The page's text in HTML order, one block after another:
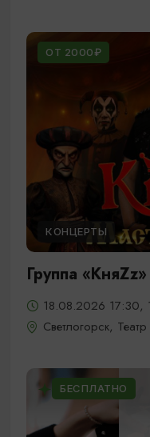
ОТ 2000₽
КОНЦЕРТЫ
Группа «КняZz»
18.08.2026 17:30,
Светлогорск,
БЕСПЛАТНО